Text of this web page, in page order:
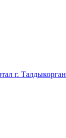
г. Талдыкорган